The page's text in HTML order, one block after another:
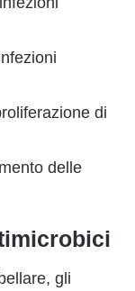
di
delle
gli